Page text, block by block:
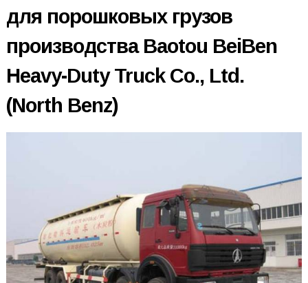
для порошковых грузов
производства Baotou BeiBen
Heavy-Duty Truck Co., Ltd.
(North Benz)